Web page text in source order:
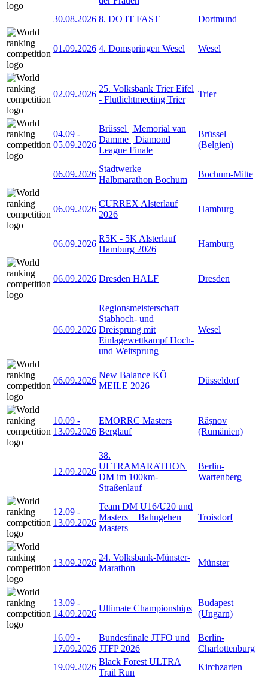
30.08.2026 8. DO IT FAST Dortmund
01.09.2026 4. Domspringen Wesel Wesel
02.09.2026
25. Volksbank Trier Eifel
- Flutlichtmeeting Trier
Trier
04.09 -
05.09.2026
Brüssel | Memorial van
Damme | Diamond
League Finale
Brüssel
(Belgien)
06.09.2026
Stadtwerke
Halbmarathon Bochum
Bochum-Mitte
06.09.2026
CURREX Alsterlauf
2026
Hamburg
06.09.2026
R5K - 5K Alsterlauf
Hamburg 2026
Hamburg
06.09.2026 Dresden HALF Dresden
06.09.2026
Regionsmeisterschaft
Stabhoch- und
Dreisprung mit
Einlagewettkampf Hoch-
und Weitsprung
Wesel
06.09.2026
New Balance KÖ
MEILE 2026
Düsseldorf
10.09 -
13.09.2026
EMORRC Masters
Berglauf
Râșnov
(Rumänien)
12.09.2026
38.
ULTRAMARATHON
DM im 100km-
Straßenlauf
Berlin-
Wartenberg
12.09 -
13.09.2026
Team DM U16/U20 und
Masters + Bahngehen
Masters
Troisdorf
13.09.2026
24. Volksbank-Münster-
Marathon
Münster
13.09 -
14.09.2026
Ultimate Championships
Budapest
(Ungarn)
16.09 -
17.09.2026
Bundesfinale JTFO und
JTFP 2026
Berlin-
Charlottenburg
19.09.2026
Black Forest ULTRA
Trail Run
Kirchzarten